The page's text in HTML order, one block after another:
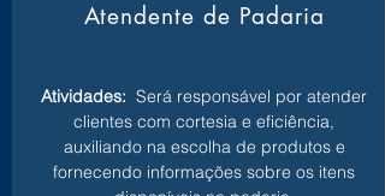
Atendente de Padaria
Atividades: Será responsável por atender
clientes com cortesia e eficiência,
auxiliando na escolha de produtos e
fornecendo informações sobre os itens